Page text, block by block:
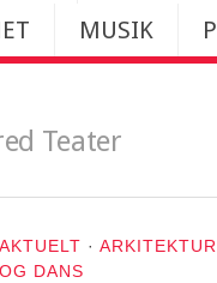
MUSIK
Teater
AKTUELT ·
OG DANS